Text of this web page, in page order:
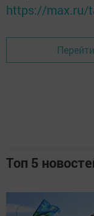
https://max.ru/
Топ 5